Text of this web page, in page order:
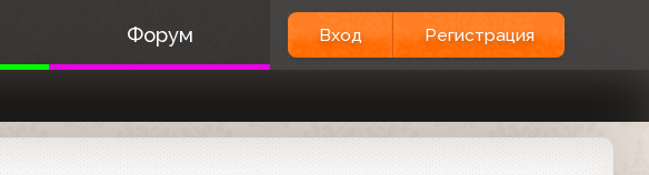
Форум Вход Регистрация